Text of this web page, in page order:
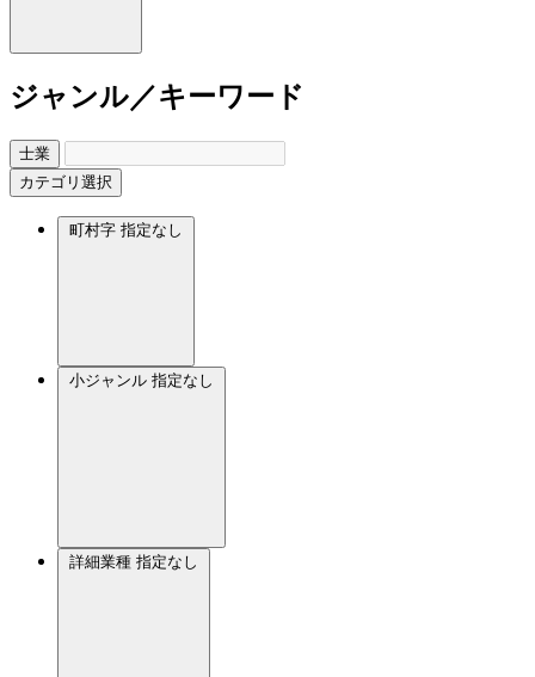
ジャンル／キーワード
士業
カテゴリ選択
町村字 指定なし
小ジャンル 指定なし
詳細業種 指定なし